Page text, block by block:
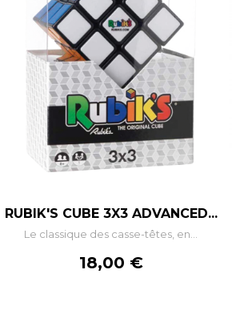
RUBIK'S CUBE 3X3 ADVANCED...
Le classique des casse-têtes, en...
Prix
18,00 €
– +